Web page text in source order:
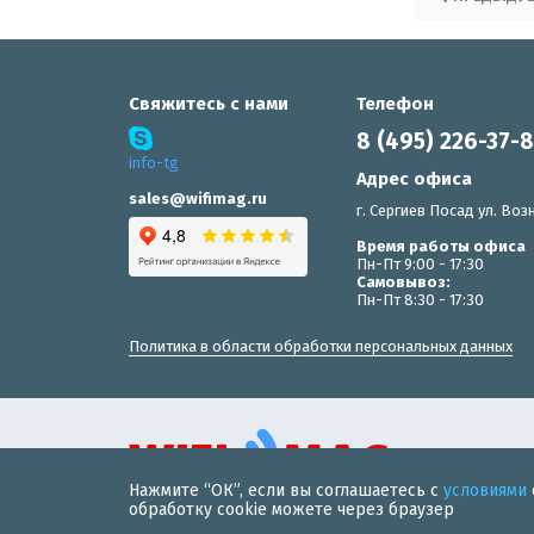
Нажмите “ОК”, если вы соглашаетесь с условиями
обработку cookie можете через браузер
Свяжитесь с нами
info-tg
sales@wifimag.ru
Телефон
8 (495) 226-37-
Адрес офиса
г. Сергиев Посад ул.
Время работы офиса
Пн-Пт 9:00 - 17:30
Самовывоз:
Пн-Пт 8:30 - 17:30
Политика в области обработки персональных данных
© 2019 «WiFiMAG» - интернет-магазин wi-fi оборудования